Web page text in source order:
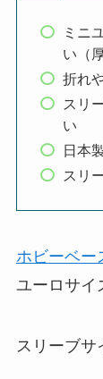
ミニ
い（
折れ
スリ
い
日本
スリ
ホビーベー
ユーロサイ
スリーブサ